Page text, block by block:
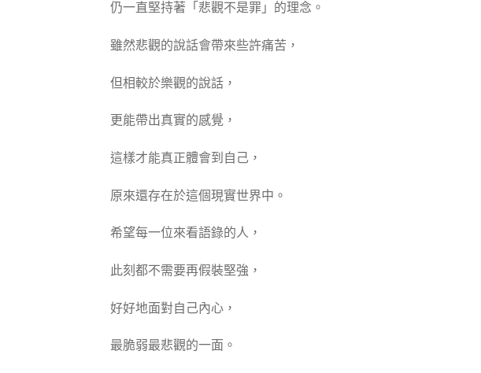
仍一直堅持著「悲觀不是罪」的理念。
雖然悲觀的說話會帶來些許痛苦，
但相較於樂觀的說話，
更能帶出真實的感覺，
這樣才能真正體會到自己，
原來還存在於這個現實世界中。
希望每一位來看語錄的人，
此刻都不需要再假裝堅強，
好好地面對自己內心，
最脆弱最悲觀的一面。